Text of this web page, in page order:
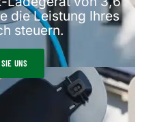
die Leistung Ihres
steuern.
UNS